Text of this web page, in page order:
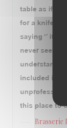
table as if we
for a knife for
saying ‘’ it
never seen it
understand
included in
this place to
Brasserie